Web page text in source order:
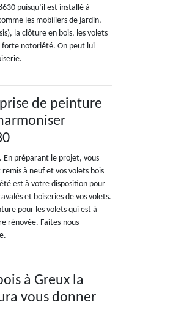
puisqu’il est installé à
les mobiliers de jardin,
la clôture en bois, les volets
forte notoriété. On peut lui
de peinture
En préparant le projet, vous
à neuf et vos volets bois
est à votre disposition pour
et boiseries de vos volets.
pour les volets qui est à
rénovée. Faites-nous
à Greux la
vous donner